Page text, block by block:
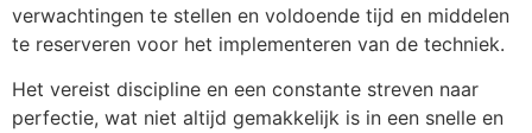
verwachtingen te stellen en voldoende tijd en middelen
te reserveren voor het implementeren van de techniek.
Het vereist discipline en een constante streven naar
perfectie, wat niet altijd gemakkelijk is in een snelle en